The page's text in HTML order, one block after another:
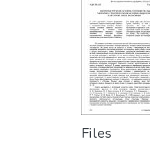
Files